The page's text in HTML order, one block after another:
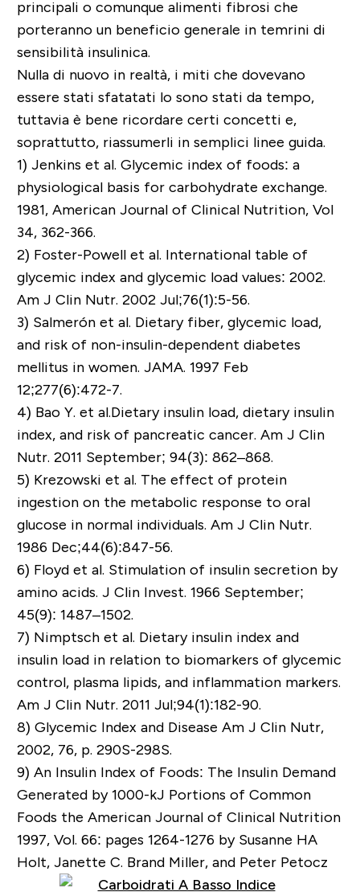
principali o comunque alimenti fibrosi che
porteranno un beneficio generale in temrini di
sensibilità insulinica.
Nulla di nuovo in realtà, i miti che dovevano
essere stati sfatatati lo sono stati da tempo,
tuttavia è bene ricordare certi concetti e,
soprattutto, riassumerli in semplici linee guida.
1) Jenkins et al. Glycemic index of foods: a
physiological basis for carbohydrate exchange.
1981, American Journal of Clinical Nutrition, Vol
34, 362-366.
2) Foster-Powell et al. International table of
glycemic index and glycemic load values: 2002.
Am J Clin Nutr. 2002 Jul;76(1):5-56.
3) Salmerón et al. Dietary fiber, glycemic load,
and risk of non-insulin-dependent diabetes
mellitus in women. JAMA. 1997 Feb
12;277(6):472-7.
4) Bao Y. et al.Dietary insulin load, dietary insulin
index, and risk of pancreatic cancer. Am J Clin
Nutr. 2011 September; 94(3): 862–868.
5) Krezowski et al. The effect of protein
ingestion on the metabolic response to oral
glucose in normal individuals. Am J Clin Nutr.
1986 Dec;44(6):847-56.
6) Floyd et al. Stimulation of insulin secretion by
amino acids. J Clin Invest. 1966 September;
45(9): 1487–1502.
7) Nimptsch et al. Dietary insulin index and
insulin load in relation to biomarkers of glycemic
control, plasma lipids, and inflammation markers.
Am J Clin Nutr. 2011 Jul;94(1):182-90.
8) Glycemic Index and Disease Am J Clin Nutr,
2002, 76, p. 290S-298S.
9) An Insulin Index of Foods: The Insulin Demand
Generated by 1000-kJ Portions of Common
Foods the American Journal of Clinical Nutrition
1997, Vol. 66: pages 1264-1276 by Susanne HA
Holt, Janette C. Brand Miller, and Peter Petocz